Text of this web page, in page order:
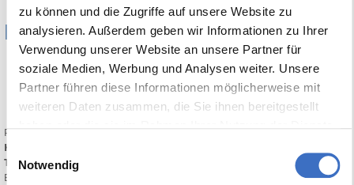
zu können und die Zugriffe auf unsere Website zu
analysieren. Außerdem geben wir Informationen zu Ihrer
Verwendung unserer Website an unsere Partner für
soziale Medien, Werbung und Analysen weiter. Unsere
Partner führen diese Informationen möglicherweise mit
weiteren Daten zusammen, die Sie ihnen bereitgestellt
Einwilligungsauswahl
Notwendig
Build 10802
4 Juli 2026
Anzahl der Ansichten: 104
0 Kommentare
Print
Kategorien:
TAGs:
Bewerten Sie diesen Artikel: